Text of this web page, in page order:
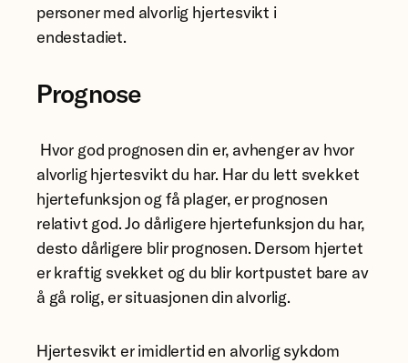
personer med alvorlig hjertesvikt i
endestadiet.
Prognose
Hvor god prognosen din er, avhenger av hvor
alvorlig hjertesvikt du har. Har du lett svekket
hjertefunksjon og få plager, er prognosen
relativt god. Jo dårligere hjertefunksjon du har,
desto dårligere blir prognosen. Dersom hjertet
er kraftig svekket og du blir kortpustet bare av
å gå rolig, er situasjonen din alvorlig.
Hjertesvikt er imidlertid en alvorlig sykdom